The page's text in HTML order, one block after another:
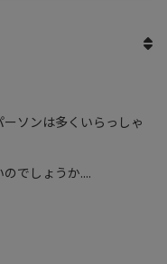
ソンは多くいらっしゃ
でしょうか....